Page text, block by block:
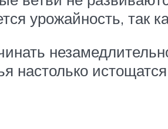
урожайность, так
настолько